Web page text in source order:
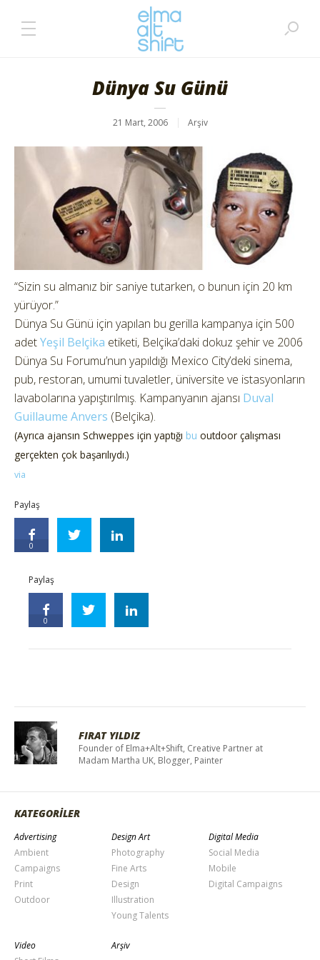
Dünya Su Günü
21 Mart, 2006 Arşiv
“Sizin su almanız bir saniye tutarken, o bunun için 20 km
yürüyor.”
Dünya Su Günü için yapılan bu gerilla kampanya için 500
adetYeşil Belçika etiketi, Belçika’daki dokuz şehir ve 2006
Dünya Su Forumu’nun yapıldığı Mexico City’deki sinema,
pub, restoran, umumi tuvaletler, üniversite ve istasyonların
lavabolarına yapıştırılmış. Kampanyanın ajansı Duval
Guillaume Anvers (Belçika).
(Ayrıca ajansın Schweppes için yaptığı bu outdoor çalışması
gerçekten çok başarılıydı.)
via
Paylaş
0
Paylaş
0
FIRAT YILDIZ
Founder of Elma+Alt+Shift, Creative Partner at
Madam Martha UK, Blogger, Painter
KATEGORİLER
Advertising
Ambient
Campaigns
Print
Outdoor
Design Art
Photography
Fine Arts
Design
Illustration
Young Talents
Digital Media
Social Media
Mobile
Digital Campaigns
Video
Arşiv